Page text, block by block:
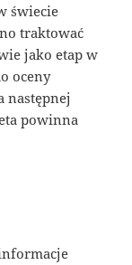
świecie
traktować
jako etap w
oceny
następnej
powinna